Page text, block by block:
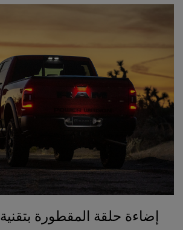
إضاءة حلقة المقطورة بتقنية LED